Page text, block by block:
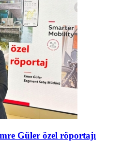
Güler özel röportajı